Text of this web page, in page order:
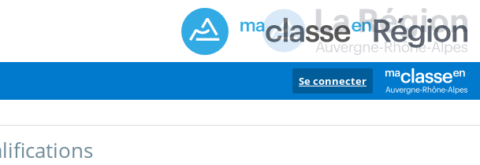
Se connecter